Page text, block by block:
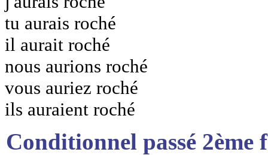
tu aurais roché
il aurait roché
nous aurions roché
vous auriez roché
ils auraient roché
Conditionnel passé 2ème